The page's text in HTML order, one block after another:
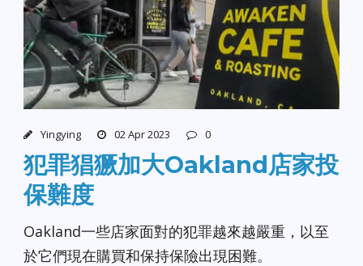
Yingying 02 Apr 2023 0
犯罪猖獗加大Oakland店家投
保難度
Oakland一些店家面對的犯罪越來越嚴重，以至
於它們現在購買和保持保險出現困難。